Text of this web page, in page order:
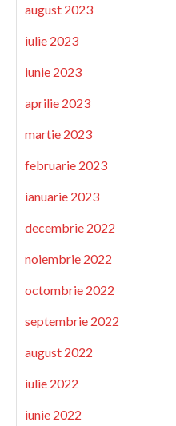
august 2023
iulie 2023
iunie 2023
aprilie 2023
martie 2023
februarie 2023
ianuarie 2023
decembrie 2022
noiembrie 2022
octombrie 2022
septembrie 2022
august 2022
iulie 2022
iunie 2022